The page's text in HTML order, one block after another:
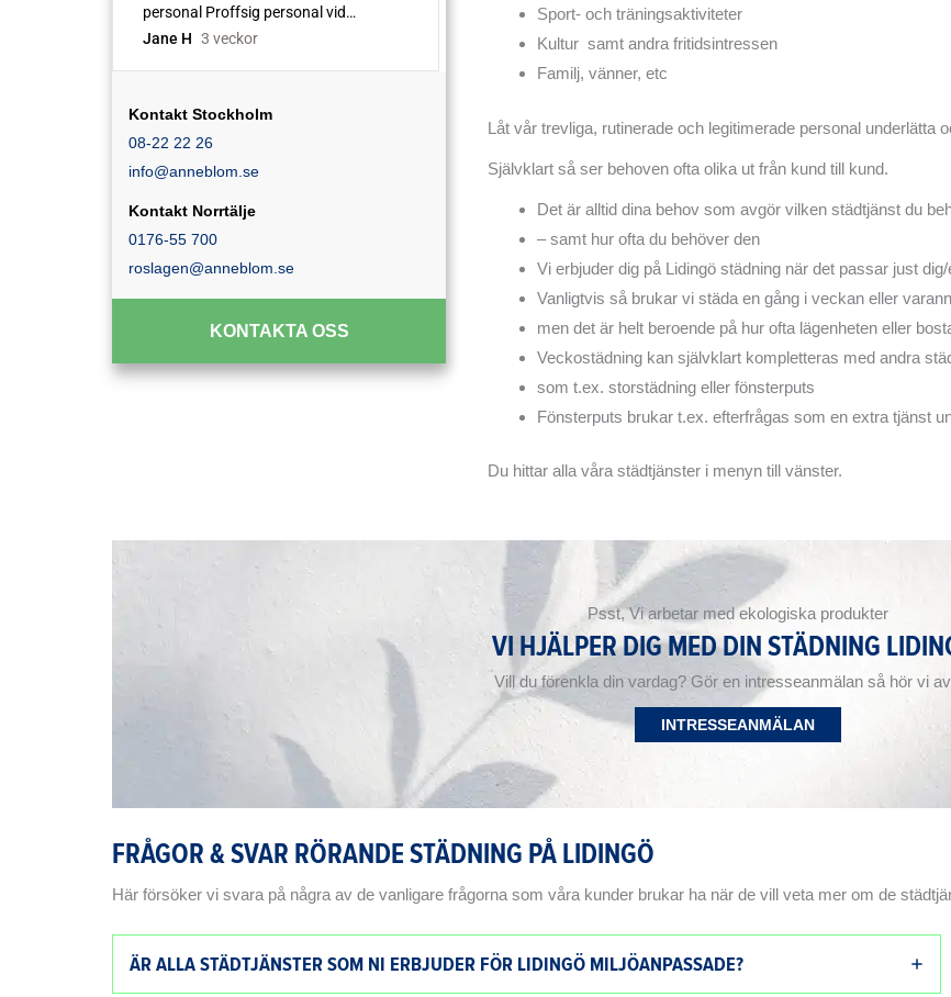
Kontakt Stockholm
08-22 22 26
info@anneblom.se
Kontakt Norrtälje
0176-55 700
roslagen@anneblom.se
KONTAKTA OSS
Sport- och träningsaktiviteter
Kultur samt andra fritidsintressen
Familj, vänner, etc
Låt vår trevliga, rutinerade och legitimerade personal underlätta
Självklart så ser behoven ofta olika ut från kund till kund.
Det är alltid dina behov som avgör vilken städtjänst du
– samt hur ofta du behöver den
Vi erbjuder dig på Lidingö städning när det passar just dig/
Vanligtvis så brukar vi städa en gång i veckan eller
men det är helt beroende på hur ofta lägenheten eller
Veckostädning kan självklart kompletteras med andra
som t.ex. storstädning eller fönsterputs
Fönsterputs brukar t.ex. efterfrågas som en extra tjänst
Du hittar alla våra städtjänster i menyn till vänster.
Psst, Vi arbetar med ekologiska produkter
VI HJÄLPER DIG MED DIN STÄDNING
Vill du förenkla din vardag? Gör en intresseanmälan så hör vi
INTRESSEANMÄLAN
FRÅGOR & SVAR RÖRANDE STÄDNING PÅ LIDINGÖ
Här försöker vi svara på några av de vanligare frågorna som våra kunder brukar ha när de vill veta mer om de
ÄR ALLA STÄDTJÄNSTER SOM NI ERBJUDER FÖR LIDINGÖ MILJÖANPASSADE?